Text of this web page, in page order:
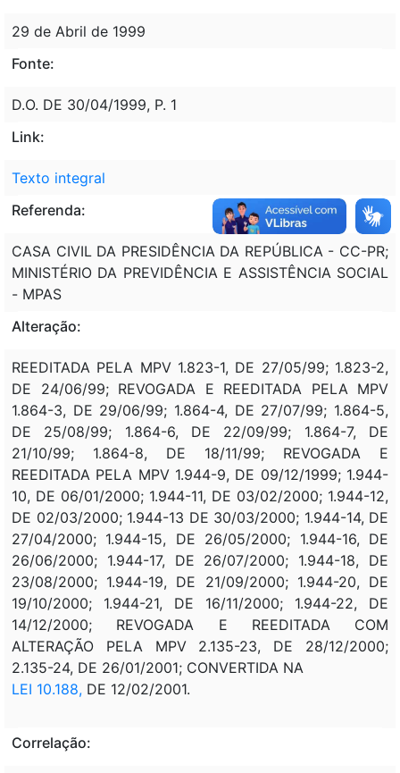
29 de Abril de 1999
Fonte:
D.O. DE 30/04/1999, P. 1
Link:
Texto integral
Referenda:
CASA CIVIL DA PRESIDÊNCIA DA REPÚBLICA - CC-PR;
MINISTÉRIO DA PREVIDÊNCIA E ASSISTÊNCIA SOCIAL
- MPAS
Alteração:
REEDITADA PELA MPV 1.823-1, DE 27/05/99; 1.823-2,
DE 24/06/99; REVOGADA E REEDITADA PELA MPV
1.864-3, DE 29/06/99; 1.864-4, DE 27/07/99; 1.864-5,
DE 25/08/99; 1.864-6, DE 22/09/99; 1.864-7, DE
21/10/99; 1.864-8, DE 18/11/99; REVOGADA E
REEDITADA PELA MPV 1.944-9, DE 09/12/1999; 1.944-
10, DE 06/01/2000; 1.944-11, DE 03/02/2000; 1.944-12,
DE 02/03/2000; 1.944-13 DE 30/03/2000; 1.944-14, DE
27/04/2000; 1.944-15, DE 26/05/2000; 1.944-16, DE
26/06/2000; 1.944-17, DE 26/07/2000; 1.944-18, DE
23/08/2000; 1.944-19, DE 21/09/2000; 1.944-20, DE
19/10/2000; 1.944-21, DE 16/11/2000; 1.944-22, DE
14/12/2000; REVOGADA E REEDITADA COM
ALTERAÇÃO PELA MPV 2.135-23, DE 28/12/2000;
2.135-24, DE 26/01/2001; CONVERTIDA NA
LEI 10.188, DE 12/02/2001.
Correlação: